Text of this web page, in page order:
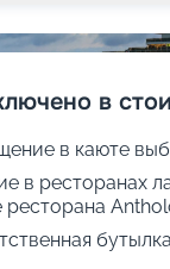
в
в каюте
в ресторанах
ресторана